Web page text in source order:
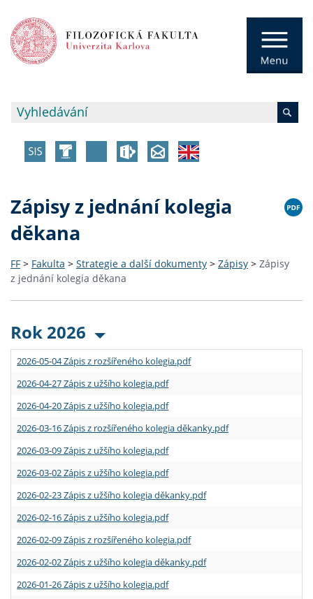
Zápisy z jednání kolegia
děkana
FF > Fakulta > Strategie a další dokumenty > Zápisy > Zápisy
z jednání kolegia děkana
Rok 2026
2026-05-04 Zápis z rozšířeného kolegia.pdf
2026-04-27 Zápis z užšího kolegia.pdf
2026-04-20 Zápis z užšího kolegia.pdf
2026-03-16 Zápis z rozšířeného kolegia děkanky.pdf
2026-03-09 Zápis z užšího kolegia.pdf
2026-03-02 Zápis z užšího kolegia.pdf
2026-02-23 Zápis z užšího kolegia děkanky.pdf
2026-02-16 Zápis z užšího kolegia.pdf
2026-02-09 Zápis z rozšířeného kolegia.pdf
2026-02-02 Zápis z užšího kolegia děkanky.pdf
2026-01-26 Zápis z užšího kolegia.pdf